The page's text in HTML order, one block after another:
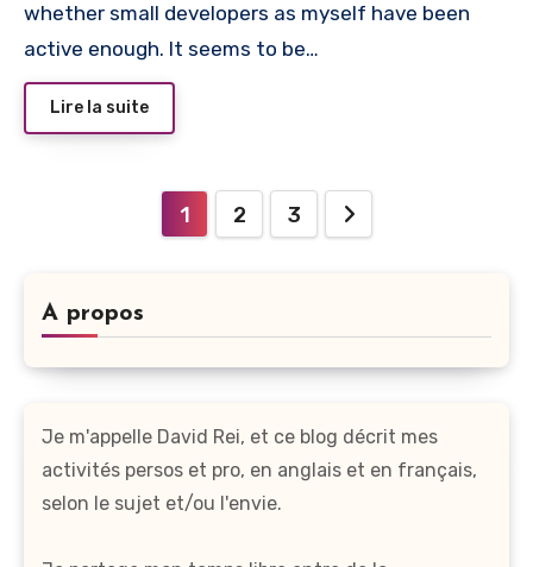
whether small developers as myself have been
active enough. It seems to be…
Lire la suite
Pagination
publications
1 2 3
A propos
Je m'appelle David Rei, et ce blog décrit mes
activités persos et pro, en anglais et en français,
selon le sujet et/ou l'envie.